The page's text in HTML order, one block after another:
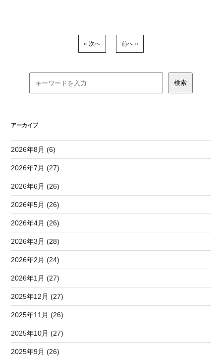
« 次へ 前へ »
アーカイブ
2026年8月 (6)
2026年7月 (27)
2026年6月 (26)
2026年5月 (26)
2026年4月 (26)
2026年3月 (28)
2026年2月 (24)
2026年1月 (27)
2025年12月 (27)
2025年11月 (26)
2025年10月 (27)
2025年9月 (26)